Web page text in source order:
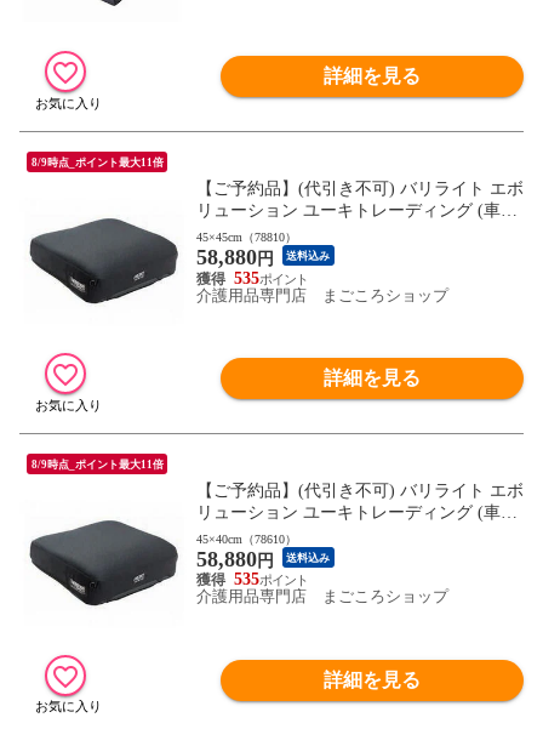
詳細を見る
8/9時点_ポイント最大11倍
【ご予約品】(代引き不可) バリライト エボ
リューション ユーキトレーディング (車椅
子用クッション 自動膨張エアクッション
エアークッション) 介護用品
45×45cm（78810）
58,880円 送料込み
535
介護用品専門店 まごころショップ
詳細を見る
8/9時点_ポイント最大11倍
【ご予約品】(代引き不可) バリライト エボ
リューション ユーキトレーディング (車椅
子用クッション 自動膨張エアクッション
エアークッション) 介護用品
45×40cm（78610）
58,880円 送料込み
535
介護用品専門店 まごころショップ
詳細を見る